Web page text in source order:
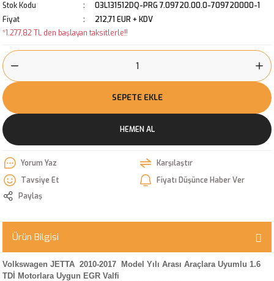
Stok Kodu
03L131512DQ-PRG 7.09720.00.0-709720000-1
Fiyat
212,71 EUR + KDV
*1.277,82 TL den başlayan taksitlerle!!
SEPETE EKLE
HEMEN AL
Yorum Yaz
Karşılaştır
Tavsiye Et
Fiyatı Düşünce Haber Ver
Paylaş
Ürün Bilgisi
Volkswagen JETTA 2010-2017 Model Yılı Arası Araçlara Uyumlu 1.6
TDİ Motorlara Uygun EGR Valfi